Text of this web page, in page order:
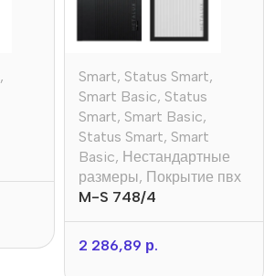
,
Smart, Status Smart,
Smart Basic, Status
Smart, Smart Basic,
Status Smart, Smart
Basic, Нестандартные
размеры, Покрытие пвх
M-S 748/4
2 286,89 р.